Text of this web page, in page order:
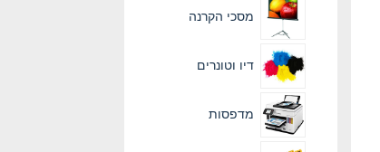
מסכי הקרנה
דיו וטונרים
מדפסות